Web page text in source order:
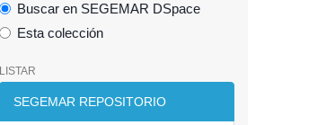
Buscar en SEGEMAR DSpace
Esta colección
LISTAR
SEGEMAR REPOSITORIO